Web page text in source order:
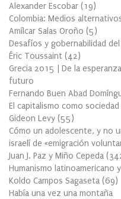
Alexander Escobar (19)
Colombia: Medios
Amílcar Salas Oroño (5)
Desafíos y gobernabilidad
Éric Toussaint (42)
Grecia 2015 | De la
futuro
Fernando Buen Abad
El capitalismo como sociedad
Gideon Levy (55)
Cómo un adolescente, y no
israelí de «emigración
Juan J. Paz y Miño Cepeda (
Humanismo latinoamericano
Koldo Campos Sagaseta (69)
Había una vez una montaña